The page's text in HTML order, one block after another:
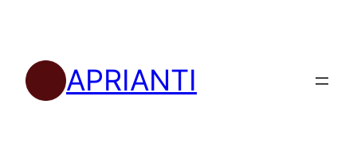
content
APRIANTI